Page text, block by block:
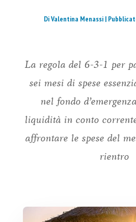
Di Valentina Menassi |
La regola del 6-3-1 per
sei mesi di spese
nel fondo
liquidità in conto
affrontare le spese del
rientro